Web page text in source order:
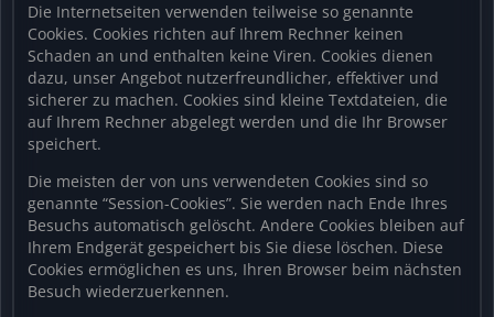
Die Internetseiten verwenden teilweise so genannte
Cookies. Cookies richten auf Ihrem Rechner keinen
Schaden an und enthalten keine Viren. Cookies dienen
dazu, unser Angebot nutzerfreundlicher, effektiver und
sicherer zu machen. Cookies sind kleine Textdateien, die
auf Ihrem Rechner abgelegt werden und die Ihr Browser
speichert.
Die meisten der von uns verwendeten Cookies sind so
genannte “Session-Cookies”. Sie werden nach Ende Ihres
Besuchs automatisch gelöscht. Andere Cookies bleiben auf
Ihrem Endgerät gespeichert bis Sie diese löschen. Diese
Cookies ermöglichen es uns, Ihren Browser beim nächsten
Besuch wiederzuerkennen.